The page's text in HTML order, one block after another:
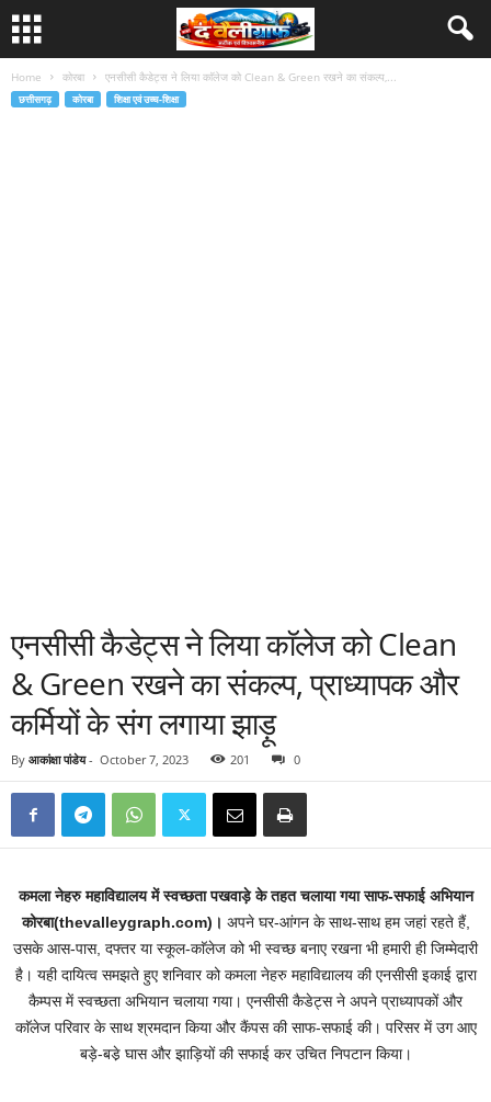
Home कोरबा एनसीसी कैडेट्स ने लिया काॅलेज को Clean & Green रखने का संकल्प,...
छत्तीसगढ़ कोरबा शिक्षा एवं उच्च-शिक्षा
एनसीसी कैडेट्स ने लिया काॅलेज को Clean
& Green रखने का संकल्प, प्राध्यापक और
कर्मियों के संग लगाया झाड़ू
By आकांक्षा पांडेय- October 7, 2023 201 0
कमला नेहरु महाविद्यालय में स्वच्छता पखवाड़े के तहत चलाया गया साफ-सफाई अभियान
कोरबा(thevalleygraph.com)। अपने घर-आंगन के साथ-साथ हम जहां रहते हैं,
उसके आस-पास, दफ्तर या स्कूल-काॅलेज को भी स्वच्छ बनाए रखना भी हमारी ही जिम्मेदारी
है। यही दायित्व समझते हुए शनिवार को कमला नेहरु महाविद्यालय की एनसीसी इकाई द्वारा
कैम्पस में स्वच्छता अभियान चलाया गया। एनसीसी कैडेट्स ने अपने प्राध्यापकों और
काॅलेज परिवार के साथ श्रमदान किया और कैंपस की साफ-सफाई की। परिसर में उग आए
बड़े-बडे़ घास और झाड़ियों की सफाई कर उचित निपटान किया।